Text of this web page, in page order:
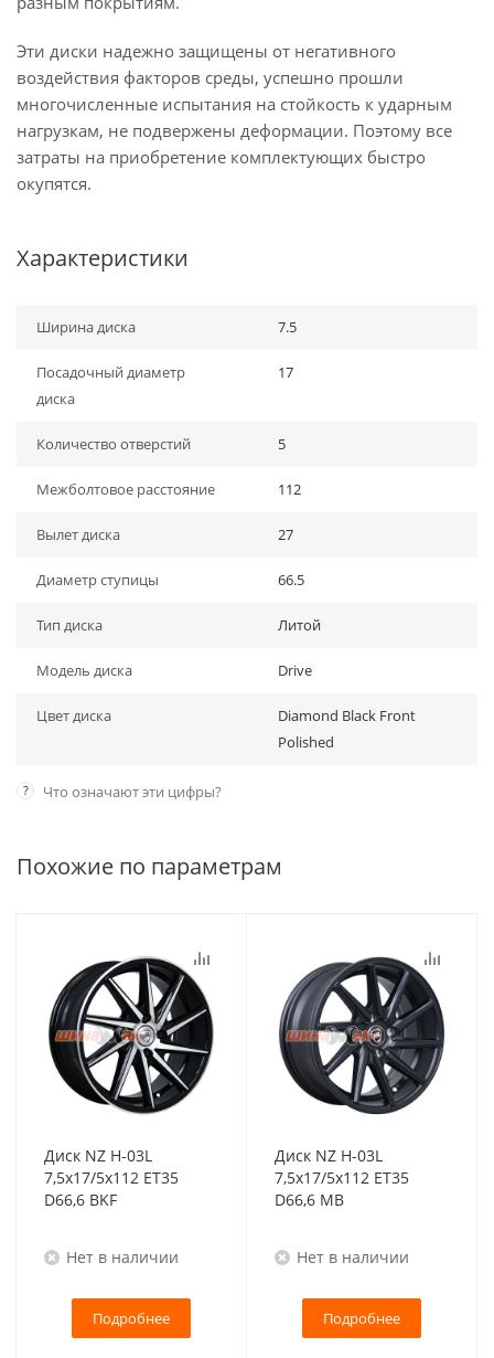
Эти диски надежно защищены от негативного
воздействия факторов среды, успешно прошли
многочисленные испытания на стойкость к ударным
нагрузкам, не подвержены деформации. Поэтому все
затраты на приобретение комплектующих быстро
окупятся.
Характеристики
Ширина диска 7.5
Посадочный диаметр
диска
17
Количество отверстий 5
Межболтовое расстояние 112
Вылет диска 27
Диаметр ступицы 66.5
Тип диска Литой
Модель диска Drive
Цвет диска
Diamond Black Front
Polished
? Что означают эти цифры?
Похожие по параметрам
Диск NZ H-03L
7,5x17/5x112 ET35
D66,6 BKF
Нет в наличии
Подробнее
Диск NZ H-03L
7,5x17/5x112 ET35
D66,6 MB
Нет в наличии
Подробнее